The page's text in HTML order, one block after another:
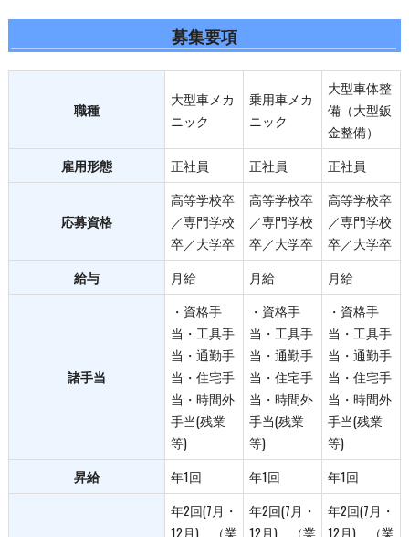
募集要項
職種
大型車メカ
ニック
乗用車メカ
ニック
大型車体整
備（大型鈑
金整備）
雇用形態
正社員 正社員 正社員
応募資格
高等学校卒
／専門学校
卒／大学卒
高等学校卒
／専門学校
卒／大学卒
高等学校卒
／専門学校
卒／大学卒
給与
月給 月給 月給
諸手当
・資格手
当・工具手
当・通勤手
当・住宅手
当・時間外
手当(残業
等)
・資格手
当・工具手
当・通勤手
当・住宅手
当・時間外
手当(残業
等)
・資格手
当・工具手
当・通勤手
当・住宅手
当・時間外
手当(残業
等)
昇給
年1回 年1回
年1回
年2回(7月・
12月) （業
年2回(7月・
12月) （業
年2回(7月・
12月) （業